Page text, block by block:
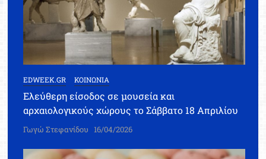
EDWEEK.GR ΚΟΙΝΩΝΙΑ
Ελεύθερη είσοδος σε μουσεία και
αρχαιολογικούς χώρους το Σάββατο 18 Απριλίου
Γωγώ Στεφανίδου 16/04/2026